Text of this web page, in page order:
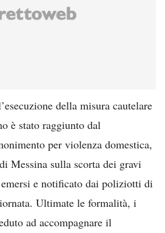
della misura cautelare
è stato raggiunto dal
per violenza domestica,
Messina sulla scorta dei gravi
e notificato dai poliziotti di
Ultimate le formalità, i
ad accompagnare il